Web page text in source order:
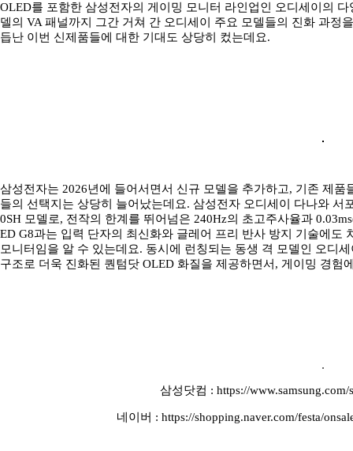
OLED를 포함한 삼성전자의 게이밍 모니터 라인업인 오디세이의
델의 VA 패널까지 그간 거쳐 간 오디세이 주요 모델들의 진화 과정
듭난 이번 신제품들에 대한 기대도 상당히 컸는데요.
삼성전자는 2026년에 들어서면서 신규 모델을 추가하고, 기존 제
들의 선택지는 상당히 늘어났는데요. 삼성전자 오디세이 다나와 서
0SH 모델로, 전작의 한계를 뛰어넘은 240Hz의 초고주사율과
ED G8과는 입력 단자의 최신화와 글레어 프리 반사 방지 기술에도
모니터임을 알 수 있는데요. 동시에 런칭되는 동생 격 모델인 오디
구조로 더욱 진화된 퀀텀닷 OLED 화질을 제공하면서, 게이밍 경험
삼성닷컴 : https://www.samsung.com/
네이버 : https://shopping.naver.com/festa/